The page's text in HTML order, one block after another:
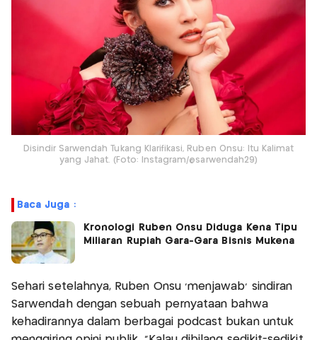
Disindir Sarwendah Tukang Klarifikasi, Ruben Onsu: Itu Kalimat
yang Jahat. (Foto: Instagram/@sarwendah29)
Baca Juga :
Kronologi Ruben Onsu Diduga Kena Tipu
Miliaran Rupiah Gara-Gara Bisnis Mukena
Sehari setelahnya, Ruben Onsu ‘menjawab’ sindiran
Sarwendah dengan sebuah pernyataan bahwa
kehadirannya dalam berbagai podcast bukan untuk